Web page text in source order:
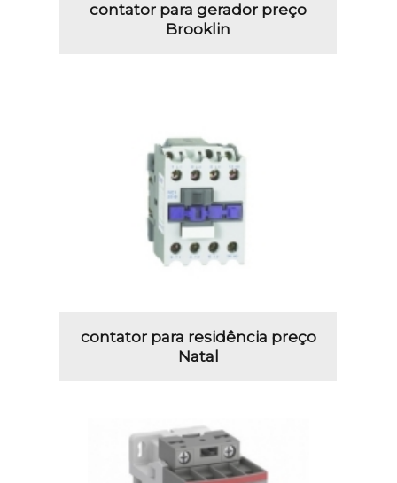
contator para gerador preço
Brooklin
contator para residência preço
Natal